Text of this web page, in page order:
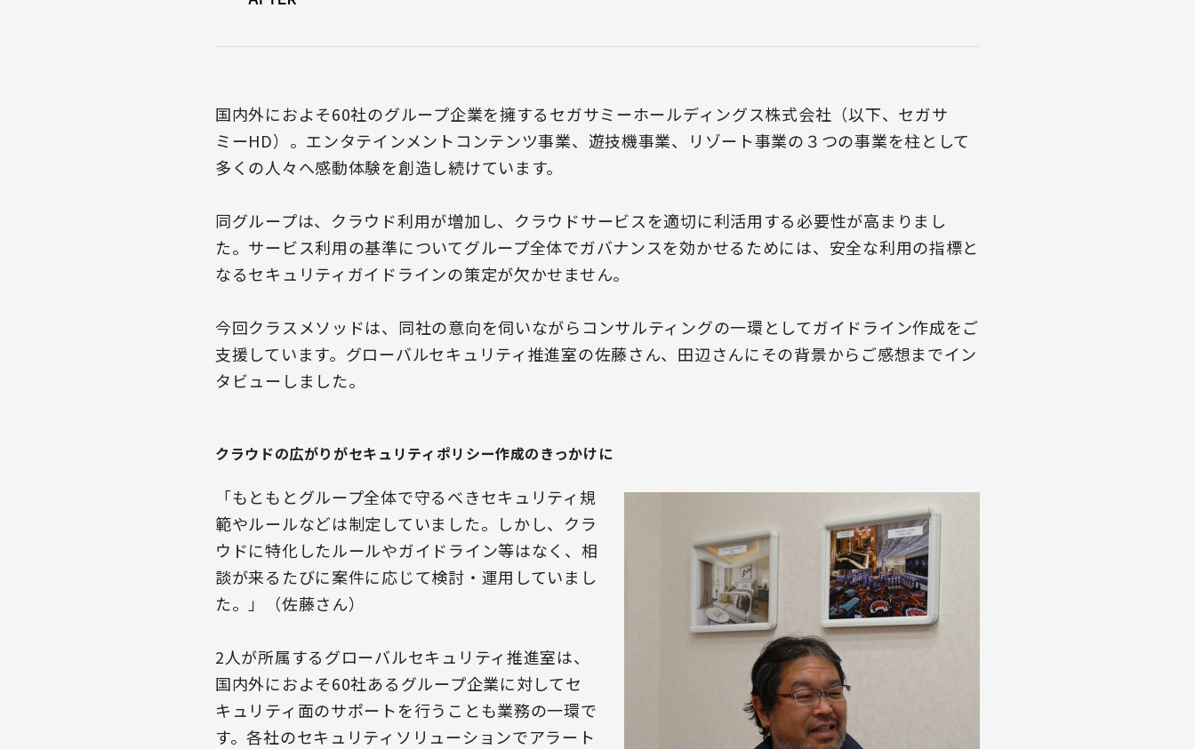
国内外におよそ60社のグループ企業を擁するセガサミーホールディングス株式会社（以下、セガサ
ミーHD）。エンタテインメントコンテンツ事業、遊技機事業、リゾート事業の３つの事業を柱として
多くの人々へ感動体験を創造し続けています。
同グループは、クラウド利用が増加し、クラウドサービスを適切に利活用する必要性が高まりまし
た。サービス利用の基準についてグループ全体でガバナンスを効かせるためには、安全な利用の指標と
なるセキュリティガイドラインの策定が欠かせません。
今回クラスメソッドは、同社の意向を伺いながらコンサルティングの一環としてガイドライン作成をご
支援しています。グローバルセキュリティ推進室の佐藤さん、田辺さんにその背景からご感想までイン
タビューしました。
クラウドの広がりがセキュリティポリシー作成のきっかけに
「もともとグループ全体で守るべきセキュリティ規
範やルールなどは制定していました。しかし、クラ
ウドに特化したルールやガイドライン等はなく、相
談が来るたびに案件に応じて検討・運用していまし
た。」（佐藤さん）
2人が所属するグローバルセキュリティ推進室は、
国内外におよそ60社あるグループ企業に対してセ
キュリティ面のサポートを行うことも業務の一環で
す。各社のセキュリティソリューションでアラート